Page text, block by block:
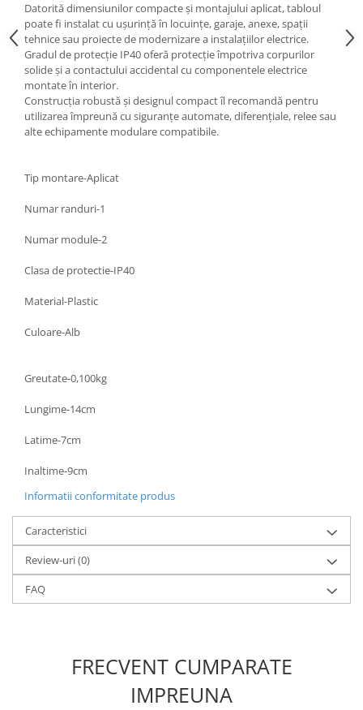
Datorită dimensiunilor compacte și montajului aplicat, tabloul
poate fi instalat cu ușurință în locuințe, garaje, anexe, spații
tehnice sau proiecte de modernizare a instalațiilor electrice.
Gradul de protecție IP40 oferă protecție împotriva corpurilor
solide și a contactului accidental cu componentele electrice
montate în interior.
Construcția robustă și designul compact îl recomandă pentru
utilizarea împreună cu siguranțe automate, diferențiale, relee sau
alte echipamente modulare compatibile.
Tip montare-Aplicat
Numar randuri-1
Numar module-2
Clasa de protectie-IP40
Material-Plastic
Culoare-Alb
Greutate-0,100kg
Lungime-14cm
Latime-7cm
Inaltime-9cm
Informatii conformitate produs
Caracteristici
Review-uri(0)
FAQ
FRECVENT CUMPARATE
IMPREUNA